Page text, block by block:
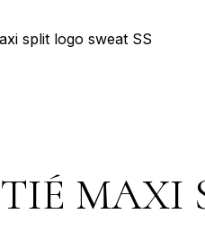
split logo sweat SS
MAXI